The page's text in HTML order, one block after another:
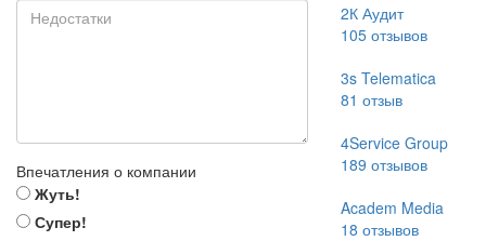
Впечатления о компании
Жуть!
Супер!
2К Аудит
105отзывов
3s Telematica
81 отзыв
4Service Group
189 отзывов
Academ Media
18 отзывов